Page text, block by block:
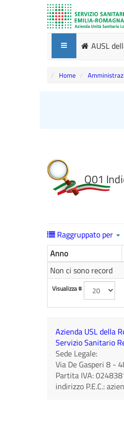
AUSL
Home
Q01
Raggruppato per
Anno
Visualizza #
Non ci sono record
Azienda USL della
Servizio Sanitario
Sede Legale:
Via De Gasperi 8 -
Partita IVA:
indirizzo P.E.C.: